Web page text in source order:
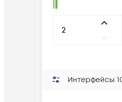
Интерфейсы